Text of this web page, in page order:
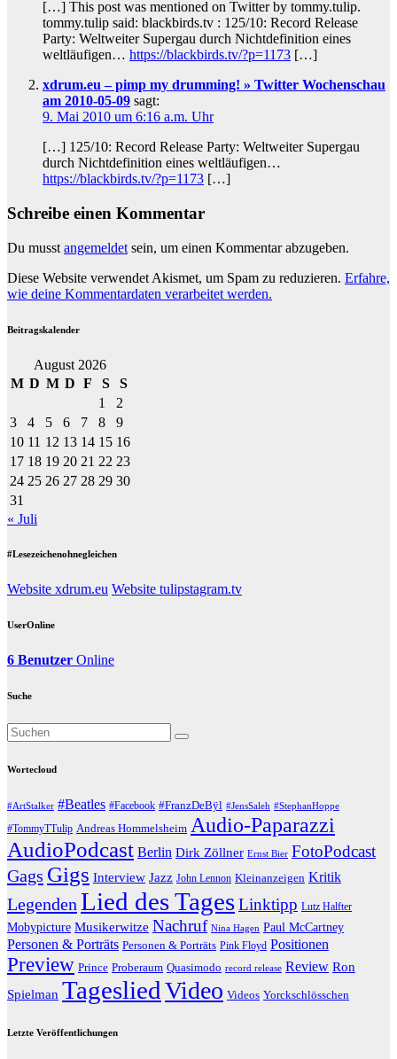
[…] This post was mentioned on Twitter by tommy.tulip.
tommy.tulip said: blackbirds.tv : 125/10: Record Release
Party: Weltweiter Supergau durch Nichtdefinition eines
weltläufigen… https://blackbirds.tv/?p=1173 […]
xdrum.eu – pimp my drumming! » Twitter Wochenschau
am 2010-05-09 sagt:
9. Mai 2010 um 6:16 a.m. Uhr
[…] 125/10: Record Release Party: Weltweiter Supergau
durch Nichtdefinition eines weltläufigen…
https://blackbirds.tv/?p=1173 […]
Schreibe einen Kommentar
Du musst angemeldet sein, um einen Kommentar abzugeben.
Diese Website verwendet Akismet, um Spam zu reduzieren. Erfahre,
wie deine Kommentardaten verarbeitet werden.
Beitragskalender
August 2026
M D M D F S
S
1
2
3
4 5 6 7 8
9
10 11 12 13 14 15 16
17 18 19 20 21 22 23
24 25 26 27 28 29 30
31
« Juli
#Lesezeichenohnegleichen
Website xdrum.eu Website tulipstagram.tv
UserOnline
6 Benutzer Online
Suche
Wortecloud
#ArtStalker #Beatles #Facebook #FranzDeBÿl #JensSaleh #StephanHoppe
#TommyTTulip Andreas Hommelsheim Audio-Paparazzi
AudioPodcast Berlin Dirk Zöllner Ernst Bier FotoPodcast
Gags Gigs Interview Jazz John Lennon Kleinanzeigen Kritik
Legenden Lied des TagesLinktipp Lutz Halfter
Mobypicture Musikerwitze Nachruf Nina Hagen Paul McCartney
Personen & Porträts Personen & Porträts Pink Floyd Positionen
Preview Prince Proberaum Quasimodo record release Review Ron
Spielman TagesliedVideo Videos Yorckschlösschen
Letzte Veröffentlichungen